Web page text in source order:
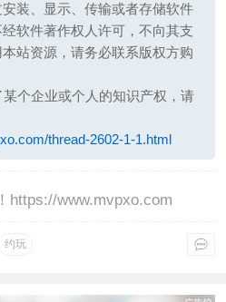
装、显示、传输或者存储软件
软件著作权人许可，不向其支
站资源，请务必联系版权方购
个企业或个人的知识产权，请
thread-2602-1-1.html
https://www.mvpxo.com
约玩